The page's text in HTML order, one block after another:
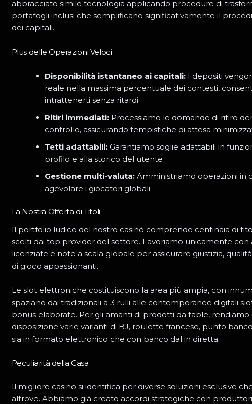
abbracciato simile tecnologia applicando procedure di
portafogli inclusi che semplificano significativamente il
dei capitali.
Plus delle Operazioni Veloci
Disponibilità istantaneo ai capitali:I depositi
reale nella massima percentuale dei contesti,
intrattenerti senza ritardi
Ritiri immediati:Processiamo le domande di ritiro
controllo, assicurando tempistiche di attesa
Tetti adattabili:Garantiamo soglie adattabili in
profilo e alla storico del utente
Gestione multi-valuta:Amministriamo operazioni in
agevolare i giocatori globali
La Nostra Offerta di Titoli
Il portfolio ludico del nostro casinò comprende centinaia di
scelti dai top provider del settore. Lavoriamo unicamente con
licenziate e note a scala globale per assicurare giustizia,
di gioco appassionanti.
Le slot elettroniche costituiscono la area più ampia, con
spaziano dai tradizionali a 3 rulli alle contemporanee digitali
bonus elaborate. Per gli amanti di prodotti da table, rendiamo
disposizione varie varianti di BJ, roulette francese, punto
sia in formato elettronico che con banco dal in diretta.
Peculiarità della Casa
Il migliore casino si identifica per diverse soluzioni esclusive
altrove. Abbiamo già creato accordi strategiche con